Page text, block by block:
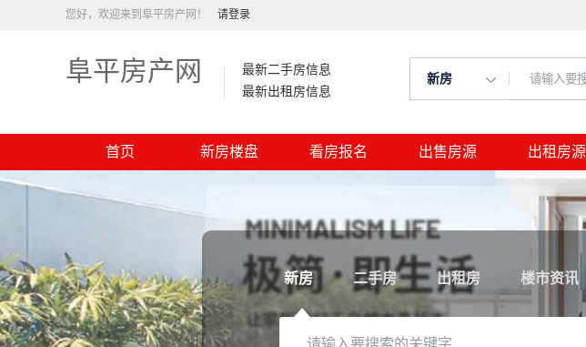
您好，欢迎来到阜平房产网！ 请登录
阜平房产网
最新二手房信息
最新出租房信息
新房
首页 新房楼盘 看房报名 出售房源 出租房源
新房 二手房 出租房 楼市资讯